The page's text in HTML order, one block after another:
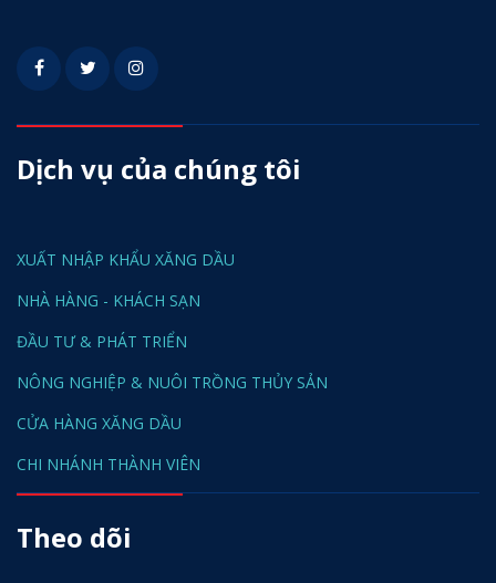
Dịch vụ của chúng tôi
XUẤT NHẬP KHẨU XĂNG DẦU
NHÀ HÀNG - KHÁCH SẠN
ĐẦU TƯ & PHÁT TRIỂN
NÔNG NGHIỆP & NUÔI TRỒNG THỦY SẢN
CỬA HÀNG XĂNG DẦU
CHI NHÁNH THÀNH VIÊN
Theo dõi